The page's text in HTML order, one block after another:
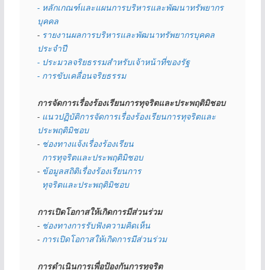
- หลักเกณฑ์และแผนการบริหารและพัฒนาทรัพยากร
บุคคล
- รายงานผลการบริหารและพัฒนาทรัพยากรบุคคล
ประจำปี
- ประมวลจริยธรรมสำหรับเจ้าหน้าที่ของรัฐ
- การขับเคลื่อนจริยธรรม
การจัดการเรื่องร้องเรียนการทุจริตและประพฤติมิชอบ
- แนวปฏิบัติการจัดการเรื่องร้องเรียนการทุจริตและ
ประพฤติมิชอบ
- ช่องทางแจ้งเรื่องร้องเรียน
  การทุจริตและประพฤติมิชอบ
- ข้อมูลสถิติเรื่องร้องเรียนการ
  ทุจริตและประพฤติมิชอบ
การเปิดโอกาสให้เกิดการมีส่วนร่วม
- ช่องทางการรับฟังความคิดเห็น
- การเปิดโอกาสให้เกิดการมีส่วนร่วม
การดำเนินการเพื่อป้องกันการทุจริต